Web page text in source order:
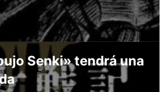
Senki» tendrá una